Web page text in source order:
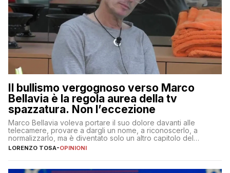
Il bullismo vergognoso verso Marco
Bellavia è la regola aurea della tv
spazzatura. Non l’eccezione
Marco Bellavia voleva portare il suo dolore davanti alle
telecamere, provare a dargli un nome, a riconoscerlo, a
normalizzarlo, ma è diventato solo un altro capitolo del
copione
LORENZO TOSA-OPINIONI